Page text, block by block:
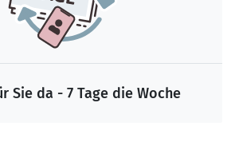
Sie da - 7 Tage die Woche